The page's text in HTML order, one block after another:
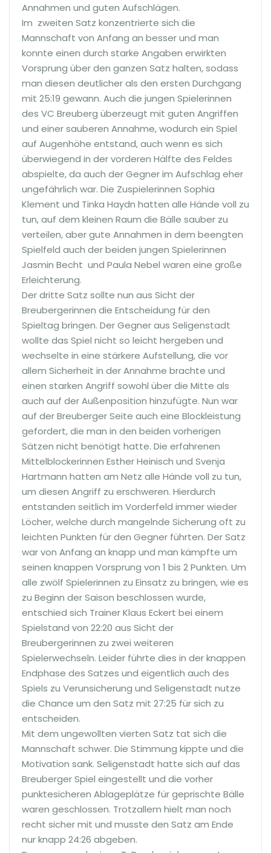
Annahmen und guten Aufschlägen.
Im zweiten Satz konzentrierte sich die
Mannschaft von Anfang an besser und man
konnte einen durch starke Angaben erwirkten
Vorsprung über den ganzen Satz halten, sodass
man diesen deutlicher als den ersten Durchgang
mit 25:19 gewann. Auch die jungen Spielerinnen
des VC Breuberg überzeugt mit guten Angriffen
und einer sauberen Annahme, wodurch ein Spiel
auf Augenhöhe entstand, auch wenn es sich
überwiegend in der vorderen Hälfte des Feldes
abspielte, da auch der Gegner im Aufschlag eher
ungefährlich war. Die Zuspielerinnen Sophia
Klement und Tinka Haydn hatten alle Hände voll zu
tun, auf dem kleinen Raum die Bälle sauber zu
verteilen, aber gute Annahmen in dem beengten
Spielfeld auch der beiden jungen Spielerinnen
Jasmin Becht und Paula Nebel waren eine große
Erleichterung.
Der dritte Satz sollte nun aus Sicht der
Breubergerinnen die Entscheidung für den
Spieltag bringen. Der Gegner aus Seligenstadt
wollte das Spiel nicht so leicht hergeben und
wechselte in eine stärkere Aufstellung, die vor
allem Sicherheit in der Annahme brachte und
einen starken Angriff sowohl über die Mitte als
auch auf der Außenposition hinzufügte. Nun war
auf der Breuberger Seite auch eine Blockleistung
gefordert, die man in den beiden vorherigen
Sätzen nicht benötigt hatte. Die erfahrenen
Mittelblockerinnen Esther Heinisch und Svenja
Hartmann hatten am Netz alle Hände voll zu tun,
um diesen Angriff zu erschweren. Hierdurch
entstanden seitlich im Vorderfeld immer wieder
Löcher, welche durch mangelnde Sicherung oft zu
leichten Punkten für den Gegner führten. Der Satz
war von Anfang an knapp und man kämpfte um
seinen knappen Vorsprung von 1 bis 2 Punkten. Um
alle zwölf Spielerinnen zu Einsatz zu bringen, wie es
zu Beginn der Saison beschlossen wurde,
entschied sich Trainer Klaus Eckert bei einem
Spielstand von 22:20 aus Sicht der
Breubergerinnen zu zwei weiteren
Spielerwechseln. Leider führte dies in der knappen
Endphase des Satzes und eigentlich auch des
Spiels zu Verunsicherung und Seligenstadt nutze
die Chance um den Satz mit 27:25 für sich zu
entscheiden.
Mit dem ungewollten vierten Satz tat sich die
Mannschaft schwer. Die Stimmung kippte und die
Motivation sank. Seligenstadt hatte sich auf das
Breuberger Spiel eingestellt und die vorher
punktesicheren Ablageplätze für geprischte Bälle
waren geschlossen. Trotzallem hielt man noch
recht sicher mit und musste den Satz am Ende
nur knapp 24:26 abgeben.